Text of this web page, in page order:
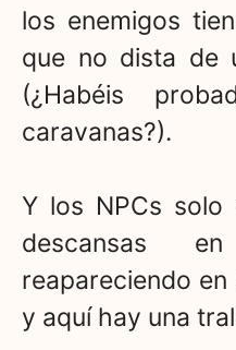
los enemigos
que no dista de
(¿Habéis
caravanas?).
Y los NPCs solo
descansas
reapareciendo
y aquí hay una